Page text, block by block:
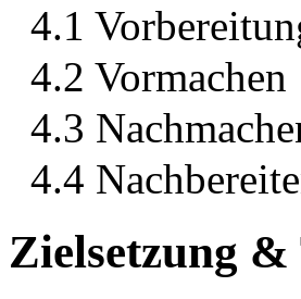
4.1
4.2 Vormachen
4.3
4.4
Zielsetzung &